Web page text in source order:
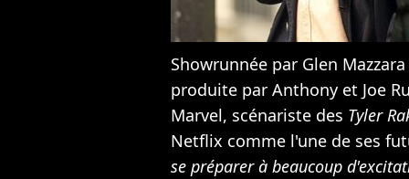
Showrunnée par Glen
produite par Anthony et Joe
Marvel, scénariste des Tyler
Netflix comme l'une de ses
se préparer à beaucoup